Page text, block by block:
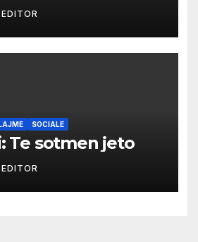
EDITOR
LAJME SOCIALE
Te sotmen jeto
EDITOR